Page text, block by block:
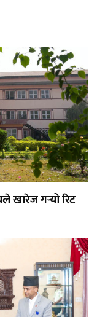
खारेज गर्‍यो रिट